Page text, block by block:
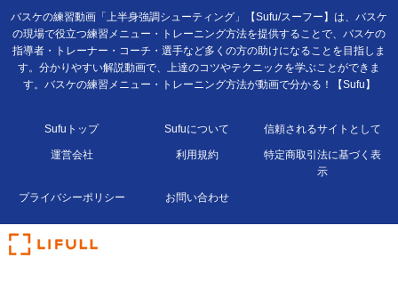
バスケの練習動画「上半身強調シューティング」【Sufu/スーフー】は、バスケ
の現場で役立つ練習メニュー・トレーニング方法を提供することで、バスケの
指導者・トレーナー・コーチ・選手など多くの方の助けになることを目指しま
す。分かりやすい解説動画で、上達のコツやテクニックを学ぶことができま
す。バスケの練習メニュー・トレーニング方法が動画で分かる！【Sufu】
Sufuトップ Sufuについて 信頼されるサイトとして
運営会社 利用規約
特定商取引法に基づく表
示
プライバシーポリシー お問い合わせ